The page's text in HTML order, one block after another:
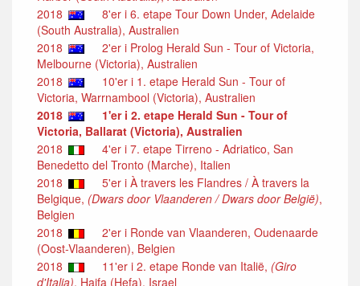
2018
8'er i 6. etape Tour Down Under, Adelaide
(South Australia), Australien
2018
2'er i Prolog Herald Sun - Tour of Victoria,
Melbourne (Victoria), Australien
2018
10'er i 1. etape Herald Sun - Tour of
Victoria, Warrnambool (Victoria), Australien
2018
1'er i 2. etape Herald Sun - Tour of
Victoria, Ballarat (Victoria), Australien
2018
4'er i 7. etape Tirreno - Adriatico, San
Benedetto del Tronto (Marche), Italien
2018
5'er i À travers les Flandres / À travers la
Belgique, (Dwars door Vlaanderen / Dwars door België),
Belgien
2018
2'er i Ronde van Vlaanderen, Oudenaarde
(Oost-Vlaanderen), Belgien
2018
11'er i 2. etape Ronde van Italië, (Giro
d'Italia), Haifa (Hefa), Israel